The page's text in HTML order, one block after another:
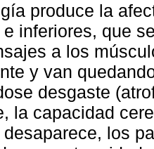
produce la
inferiores, que
a los
y van
desgaste
la capacidad
los